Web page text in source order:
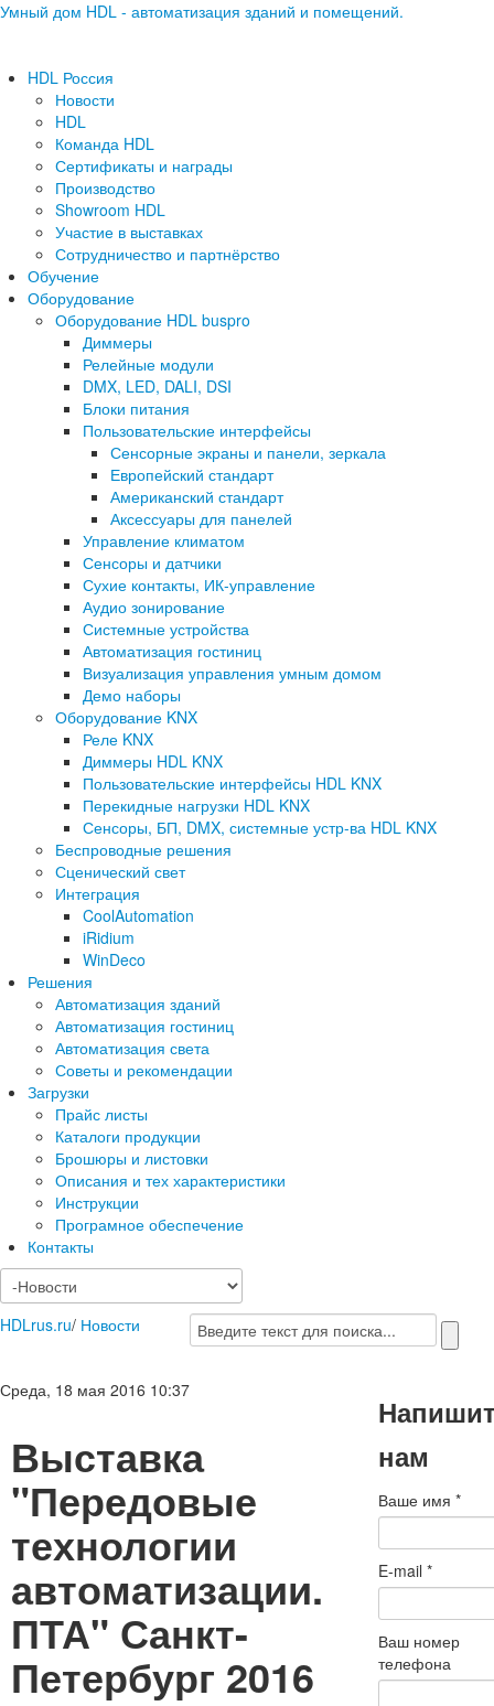
Умный дом HDL - автоматизация зданий и помещений.
HDL Россия
Новости
HDL
Команда HDL
Сертификаты и награды
Производство
Showroom HDL
Участие в выставках
Сотрудничество и партнёрство
Обучение
Оборудование
Оборудование HDL buspro
Диммеры
Релейные модули
DMX, LED, DALI, DSI
Блоки питания
Пользовательские интерфейсы
Сенсорные экраны и панели, зеркала
Европейский стандарт
Американский стандарт
Аксессуары для панелей
Управление климатом
Сенсоры и датчики
Сухие контакты, ИК-управление
Аудио зонирование
Системные устройства
Автоматизация гостиниц
Визуализация управления умным домом
Демо наборы
Оборудование KNX
Реле KNX
Диммеры HDL KNX
Пользовательские интерфейсы HDL KNX
Перекидные нагрузки HDL KNX
Сенсоры, БП, DMX, системные устр-ва HDL KNX
Беспроводные решения
Сценический свет
Интеграция
CoolAutomation
iRidium
WinDeco
Решения
Автоматизация зданий
Автоматизация гостиниц
Автоматизация света
Советы и рекомендации
Загрузки
Прайс листы
Каталоги продукции
Брошюры и листовки
Описания и тех характеристики
Инструкции
Програмное обеспечение
Контакты
HDLrus.ru/ Новости
Среда, 18 мая 2016 10:37
Выставка
"Передовые
технологии
автоматизации.
ПТА" Санкт-
Петербург 2016
нам
Ваше имя*
E-mail*
Ваш номер
телефона